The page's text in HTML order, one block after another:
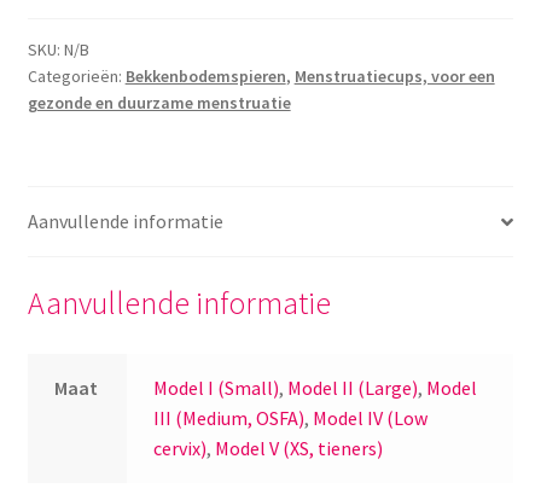
bekkenbodemtrainer
aantal
SKU: N/B
Categorieën: Bekkenbodemspieren, Menstruatiecups, voor een
gezonde en duurzame menstruatie
Aanvullende informatie
Aanvullende informatie
Maat Model I (Small), Model II (Large), Model
III (Medium, OSFA), Model IV (Low
cervix), Model V (XS, tieners)